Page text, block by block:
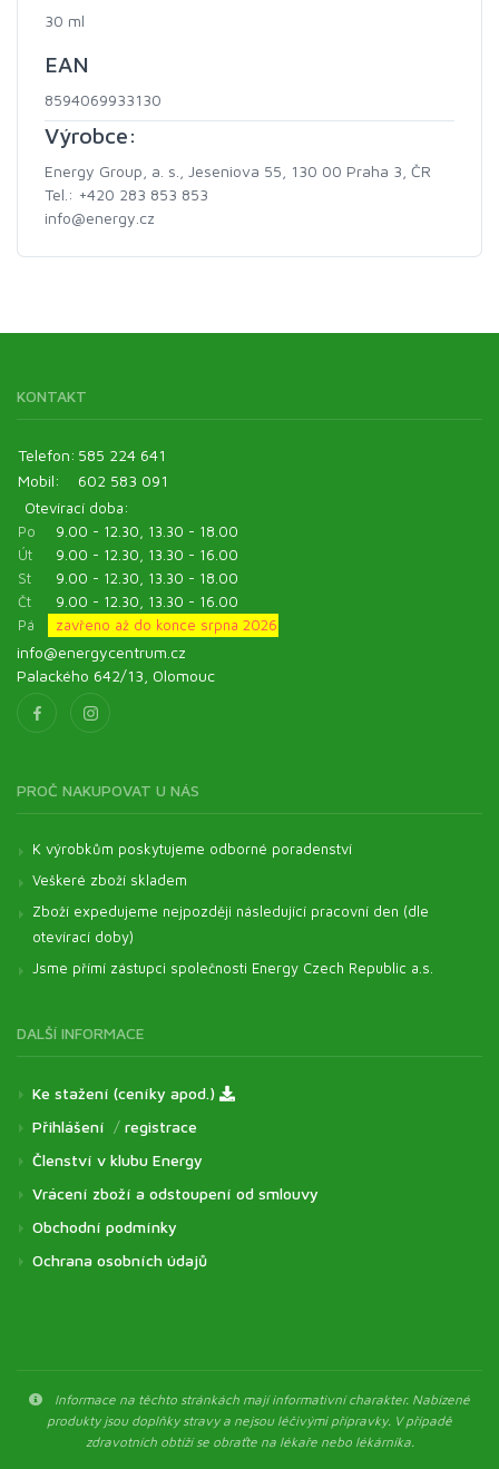
30 ml
EAN
8594069933130
Výrobce:
Energy Group, a. s., Jeseniova 55, 130 00 Praha 3, ČR
Tel.: +420 283 853 853
info@energy.cz
KONTAKT
Telefon: 585 224 641
Mobil:
602 583 091
Otevírací doba:
Po
9.00 - 12.30, 13.30 - 18.00
Út
9.00 - 12.30, 13.30 - 16.00
St
9.00 - 12.30, 13.30 - 18.00
Čt
9.00 - 12.30, 13.30 - 16.00
Pá
zavřeno až do konce srpna 2026
info@energycentrum.cz
Palackého 642/13, Olomouc
PROČ NAKUPOVAT U NÁS
K výrobkům poskytujeme odborné poradenství
Veškeré zboží skladem
Zboží expedujeme nejpozději následující pracovní den (dle
otevírací doby)
Jsme přímí zástupci společnosti Energy Czech Republic a.s.
DALŠÍ INFORMACE
Ke stažení (ceníky apod.)
Přihlášení / registrace
Členství v klubu Energy
Vrácení zboží a odstoupení od smlouvy
Obchodní podmínky
Ochrana osobních údajů
Informace na těchto stránkách mají informativní charakter. Nabízené
produkty jsou doplňky stravy a nejsou léčivými přípravky. V případě
zdravotních obtíží se obraťte na lékaře nebo lékárníka.